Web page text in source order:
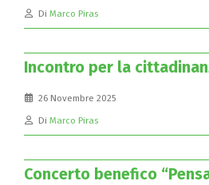
Di Marco Piras
Incontro per la
26 Novembre 2025
Di Marco Piras
Concerto benefico